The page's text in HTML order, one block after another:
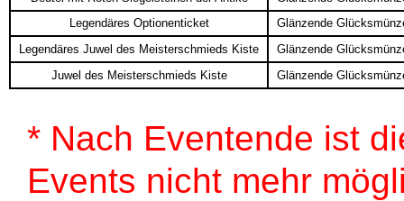
Legendäres Optionenticket
Glänzende
Legendäres Juwel des Meisterschmieds Kiste
Glänzende
Juwel des Meisterschmieds Kiste
Glänzende
* Nach Eventende ist
Events nicht mehr